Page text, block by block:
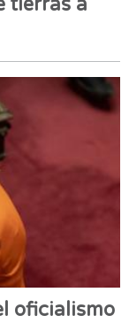
oficialismo